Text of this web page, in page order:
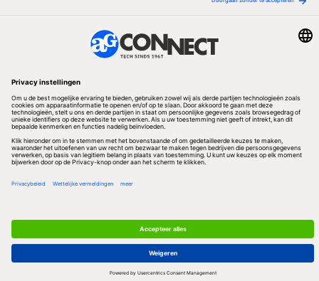
Redactionele partner